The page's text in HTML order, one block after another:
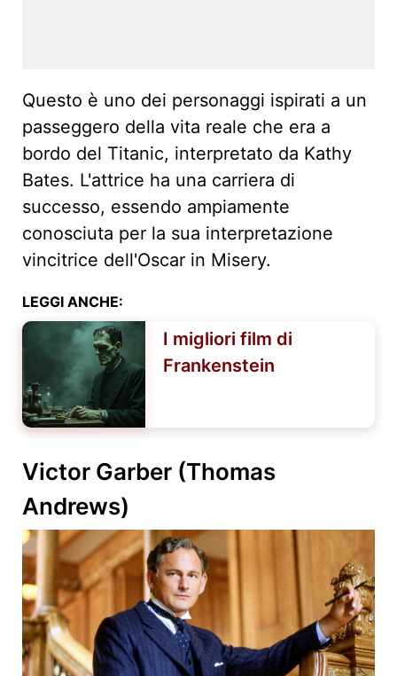
Questo è uno dei personaggi ispirati a un
passeggero della vita reale che era a
bordo del Titanic, interpretato da Kathy
Bates. L'attrice ha una carriera di
successo, essendo ampiamente
conosciuta per la sua interpretazione
vincitrice dell'Oscar in Misery.
LEGGI ANCHE:
I migliori film di
Frankenstein
Victor Garber (Thomas
Andrews)